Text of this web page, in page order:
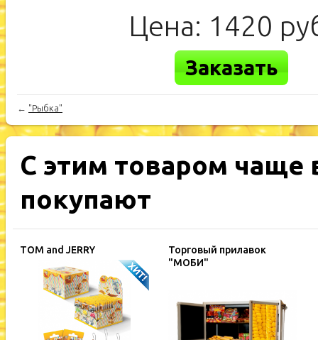
Цена: 1420
Заказать
← "Рыбка"
С этим товаром чаще
покупают
TOM and JERRY
Торговый прилавок
"МОБИ"